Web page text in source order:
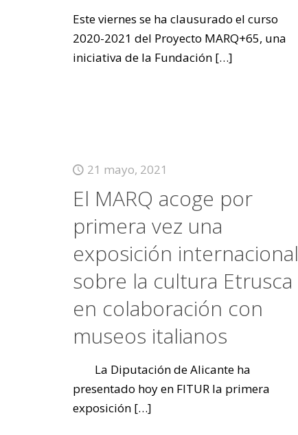
Este viernes se ha clausurado el curso
2020-2021 del Proyecto MARQ+65, una
iniciativa de la Fundación[…]
21 mayo, 2021
El MARQ acoge por
primera vez una
exposición internacional
sobre la cultura Etrusca
en colaboración con
museos italianos
La Diputación de Alicante ha
presentado hoy en FITUR la primera
exposición[…]